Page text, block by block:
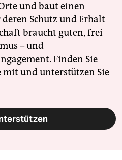
und baut einen
Schutz und Erhalt
braucht guten, frei
– und
Finden Sie
mit und unterstützen Sie